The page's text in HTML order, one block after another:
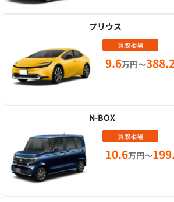
プリウス
買取相場
9.6万円～
N-BOX
買取相場
10.6万円～